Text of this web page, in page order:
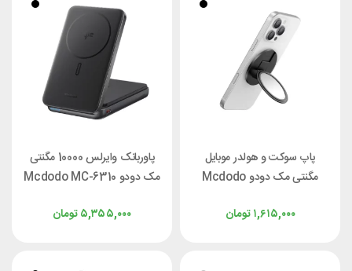
پاپ سوکت و هولدر موبایل
مگنتی مک دودو Mcdodo
تومان۱,۶۱۵,۰۰۰
پاوربانک وایرلس 10000 مگنتی
مک دودو Mcdodo MC-6310
تومان۵,۳۵۵,۰۰۰